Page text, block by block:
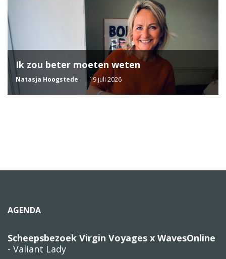
Ik zou beter moeten weten
Natasja Hoogstede 19 juli 2026
AGENDA
Scheepsbezoek Virgin Voyages x WavesOnline
- Valiant Lady